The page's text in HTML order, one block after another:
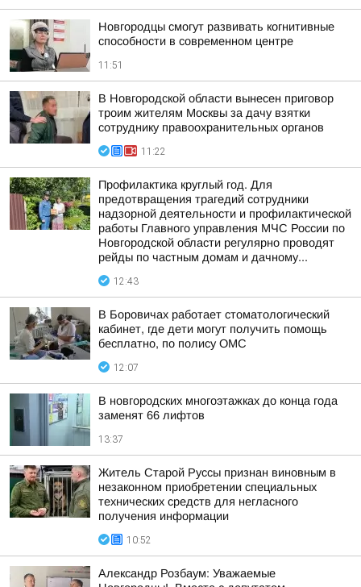
Новгородцы смогут развивать когнитивные
способности в современном центре
11:51
В Новгородской области вынесен приговор
троим жителям Москвы за дачу взятки
сотруднику правоохранительных органов
11:22
Профилактика круглый год. Для
предотвращения трагедий сотрудники
надзорной деятельности и профилактической
работы Главного управления МЧС России по
Новгородской области регулярно проводят
рейды по частным домам и дачному...
12:43
В Боровичах работает стоматологический
кабинет, где дети могут получить помощь
бесплатно, по полису ОМС
12:07
В новгородских многоэтажках до конца года
заменят 66 лифтов
13:37
Житель Старой Руссы признан виновным в
незаконном приобретении специальных
технических средств для негласного
получения информации
10:52
Александр Розбаум: Уважаемые